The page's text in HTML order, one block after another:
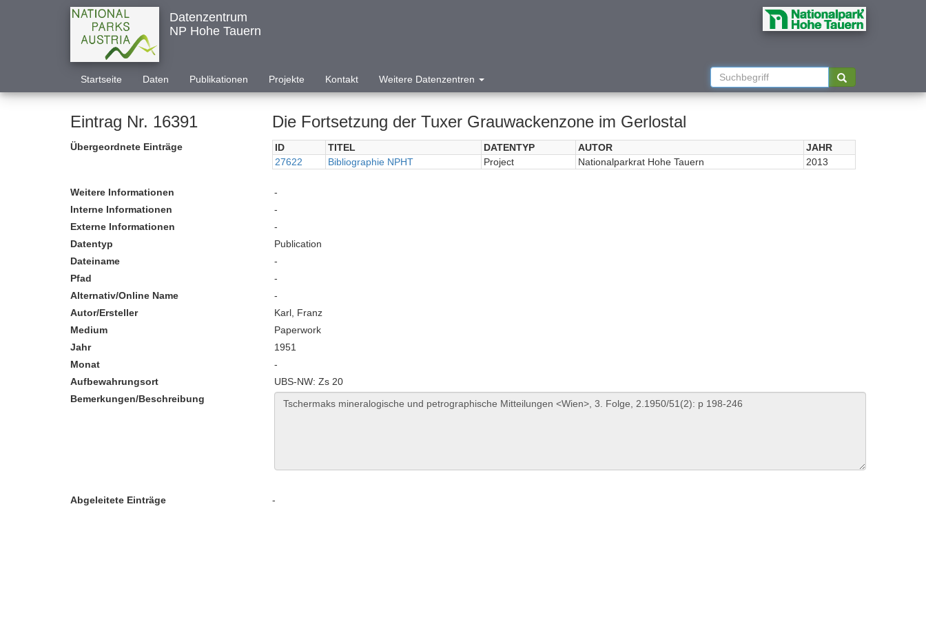
Datenzentrum
NP Hohe Tauern
Startseite Daten Publikationen Projekte Kontakt Weitere Datenzentren
Eintrag Nr. 16391 Die Fortsetzung der Tuxer Grauwackenzone im Gerlostal
Übergeordnete Einträge ID TITEL DATENTYP AUTOR
JAHR
27622
Bibliographie NPHT Project Nationalparkrat Hohe Tauern 2013
Weitere Informationen
-
Interne Informationen
-
Externe Informationen
-
Datentyp
Publication
Dateiname
-
Pfad
-
Alternativ/Online Name
-
Autor/Ersteller
Karl, Franz
Medium
Paperwork
Jahr
1951
Monat
-
Aufbewahrungsort
UBS-NW: Zs 20
Bemerkungen/Beschreibung
Abgeleitete Einträge -